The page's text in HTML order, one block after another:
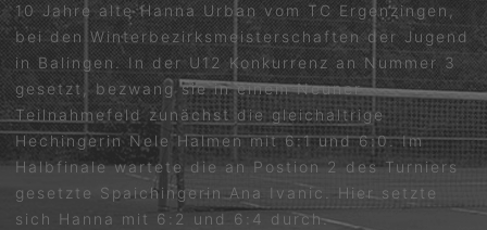
10 Jahre alte Hanna Urban vom TC Ergenzingen,
bei den Winterbezirksmeisterschaften der Jugend
in Balingen. In der U12 Konkurrenz an Nummer 3
gesetzt, bezwang sie in einem Neuner
Teilnahmefeld zunächst die gleichaltrige
Hechingerin Nele Halmen mit 6:1 und 6:0. Im
Halbfinale wartete die an Postion 2 des Turniers
gesetzte Spaichingerin Ana Ivanic. Hier setzte
sich Hanna mit 6:2 und 6:4 durch.